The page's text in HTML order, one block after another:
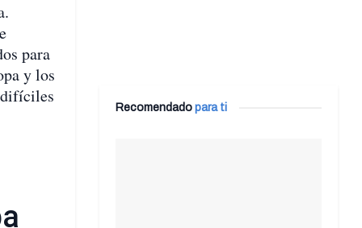
para
y los
Recomendadopara ti